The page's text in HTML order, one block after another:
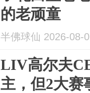
的老顽童
半佛球仙 2026-08-
LIV高尔夫
主，但2大赛